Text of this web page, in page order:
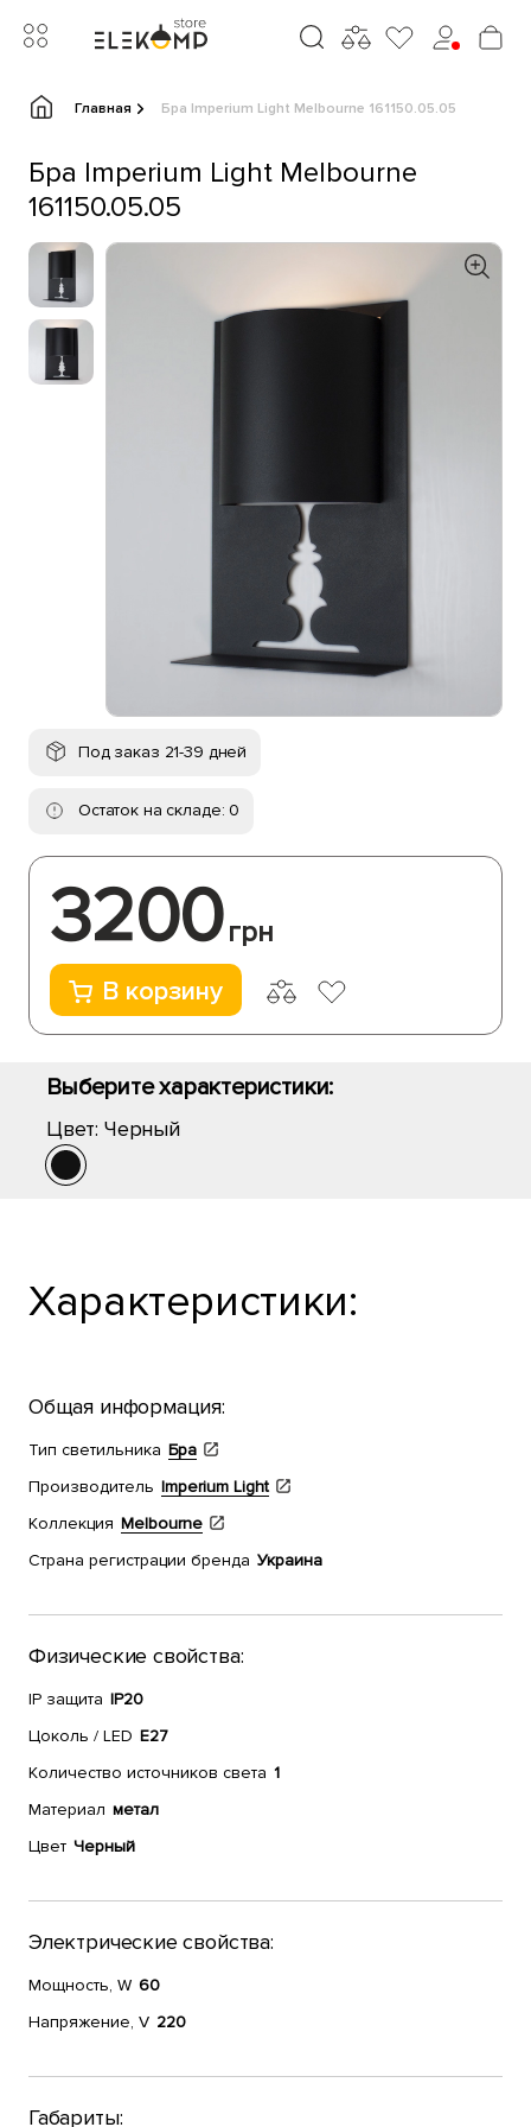
Главная Бра Imperium Light Melbourne 161150.05.05
Бра Imperium Light Melbourne
161150.05.05
Под заказ 21-39 дней
Остаток на складе: 0
3200грн
В корзину
Выберите характеристики:
Цвет: Черный
Характеристики:
Общая информация:
Тип светильника Бра
Производитель Imperium Light
Коллекция Melbourne
Страна регистрации бренда Украина
Физические свойства:
IP защита IP20
Цоколь / LED E27
Количество источников света 1
Материал метал
Цвет Черный
Электрические свойства:
Мощность, W 60
Напряжение, V 220
Габариты: